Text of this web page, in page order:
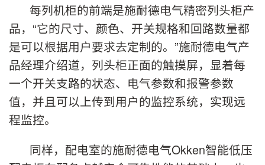
每列机柜的前端是施耐德电气精密列头柜产
品，“它的尺寸、颜色、开关规格和回路数量都
是可以根据用户要求去定制的。”施耐德电气产
品经理介绍道，列头柜正面的触摸屏，显着每
一个开关支路的状态、电气参数和报警参数
值，并且可以上传到用户的监控系统，实现远
程监控。
同样，配电室的施耐德电气Okken智能低压